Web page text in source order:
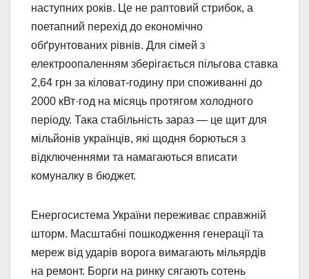
наступних років. Це не раптовий стрибок, а
поетапний перехід до економічно
обґрунтованих рівнів. Для сімей з
електроопаленням зберігається пільгова ставка
2,64 грн за кіловат-годину при споживанні до
2000 кВт·год на місяць протягом холодного
періоду. Така стабільність зараз — це щит для
мільйонів українців, які щодня борються з
відключеннями та намагаються вписати
комуналку в бюджет.
Енергосистема України переживає справжній
шторм. Масштабні пошкодження генерації та
мереж від ударів ворога вимагають мільярдів
на ремонт. Борги на ринку сягають сотень